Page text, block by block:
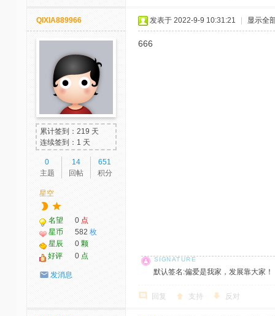
QIXIA889966
累计签到：219 天
连续签到：1 天
0
主题
14
回帖
651
积分
星空
名望 0 点
星币
582 枚
星辰
0 颗
好评
0 点
发消息
发表于 2022-9-9 10:31:21 显示全
666
默认签名:偏爱是我家，发展靠大家
回复 支持 反对